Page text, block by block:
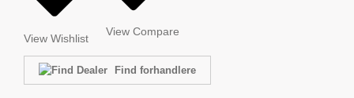
View Wishlist
View Compare
Find forhandlere